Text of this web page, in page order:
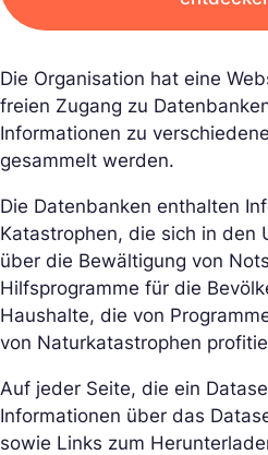
Die Organisation hat eine
freien Zugang zu
Informationen zu
gesammelt werden.
Die Datenbanken enthalten
Katastrophen, die sich in den
über die Bewältigung von
Hilfsprogramme für die
Haushalte, die von
von Naturkatastrophen
Auf jeder Seite, die ein
Informationen über das
sowie Links zum